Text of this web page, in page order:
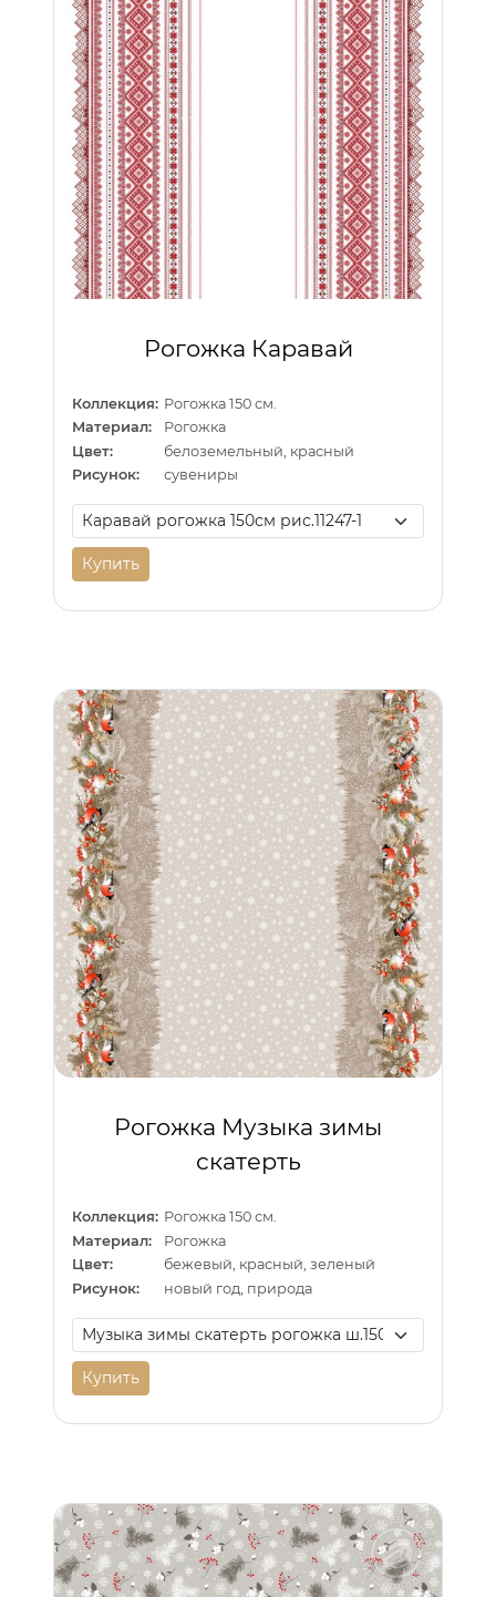
Рогожка Каравай
Коллекция: Рогожка 150 см.
Материал:
Рогожка
Цвет:
белоземельный, красный
Рисунок:
сувениры
Купить
Рогожка Музыка зимы
скатерть
Коллекция: Рогожка 150 см.
Материал:
Рогожка
Цвет:
бежевый, красный, зеленый
Рисунок:
новый год, природа
Купить